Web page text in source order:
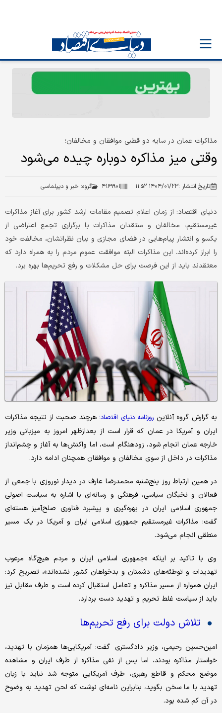
مذاکرات عمان در سایه دو قطبی موافقان و مخالفان؛
وقتی میز مذاکره دوباره چیده می‌شود
تاریخ انتشار :۱۴۰۴/۰۱/۲۳ ۱۱:۵۲ ۴۱۶۹۹۰۱ گروه: خبر و دیپلماسی
دنیای اقتصاد: از زمان اعلام تصمیم مقامات ارشد کشور برای آغاز مذاکرات
غیرمستقیم، مخالفان و منتقدان مذاکرات با برگزاری تجمع اعتراضی از
یکسو و انتشار پیام‌هایی در فضای مجازی و بیان نظراتشان، مخالفت خود
را ابراز کرده‌اند. این مذاکرات البته موافقت عموم مردم را به همراه دارد که
معتقدند باید از این فرصت برای حل مشکلات و رفع تحریم‌ها بهره برد.
به گزارش گروه آنلاین روزنامه دنیای اقتصاد؛ هرچند صحبت از نتیجه مذاکرات
ایران و آمریکا در عمان که قرار است از بعدازظهر امروز به میزبانی وزیر
خارجه عمان انجام شود، زودهنگام است، اما واکنش‌ها به آغاز و چشم‌انداز
مذاکرات در داخل از سوی مخالفان و موافقان همچنان ادامه دارد.
در همین ارتباط روز پنج‌شنبه محمدرضا عارف در دیدار نوروزی با جمعی از
فعالان و نخبگان سیاسی، فرهنگی و رسانه‌ای با اشاره به سیاست اصولی
جمهوری اسلامی ایران در بهره‌گیری و پیشبرد فناوری صلح‌آمیز هسته‌ای
گفت: مذاکرات غیرمستقیم جمهوری اسلامی ایران و آمریکا در یک مسیر
منطقی انجام می‌شود.
وی با تاکید بر اینکه «جمهوری اسلامی ایران و مردم هیچ‌گاه مرعوب
تهدیدات و توطئه‌های دشمنان و بدخواهان کشور نشده‌اند»، تصریح کرد:
ایران همواره از مسیر مذاکره و تعامل استقبال کرده است و طرف مقابل نیز
باید از سیاست غلط تحریم و تهدید دست بردارد.
تلاش دولت برای رفع تحریم‌ها
امین‌حسین رحیمی، وزیر دادگستری گفت: آمریکایی‌ها همزمان با تهدید،
خواستار مذاکره بودند، اما پس از نفی مذاکره از طرف ایران و مشاهده
موضع محکم و قاطع رهبری، طرف آمریکایی متوجه شد نباید با زبان
تهدید با ما سخن بگوید، بنابراین نامه‌ای نوشت که لحن تهدید به وضوح
در آن کم شده بود.